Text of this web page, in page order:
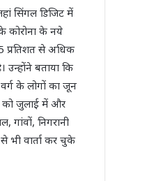
सिंगल डिजिट में
के नये
प्रतिशत से अधिक
बताया कि
के लोगों का जून
को जुलाई में और
गांवों, निगरानी
भी वार्ता कर चुके